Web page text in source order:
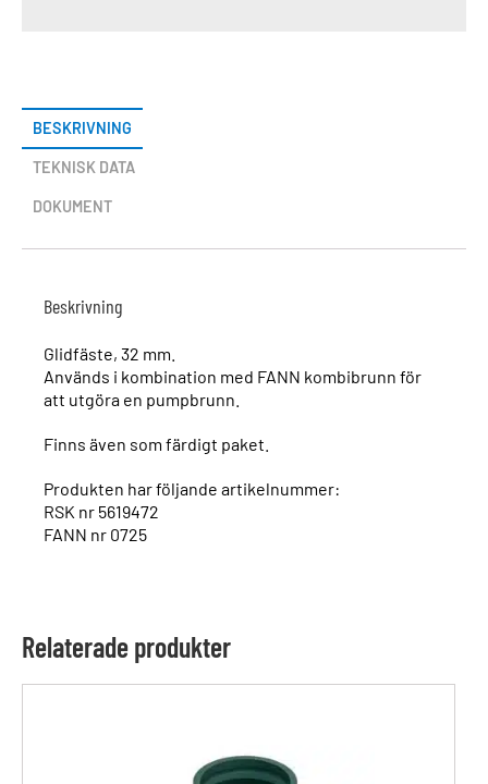
BESKRIVNING
TEKNISK DATA
DOKUMENT
Beskrivning
Glidfäste, 32 mm.
Används i kombination med FANN kombibrunn för
att utgöra en pumpbrunn.
Finns även som färdigt paket.
Produkten har följande artikelnummer:
RSK nr 5619472
FANN nr 0725
Relaterade produkter